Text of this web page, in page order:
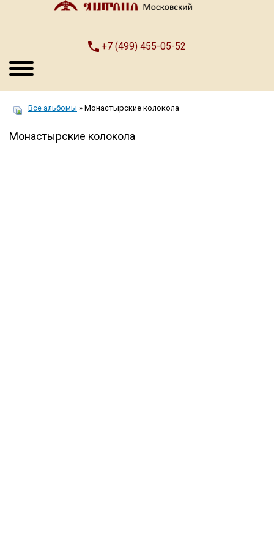
+7 (499) 455-05-52
Все альбомы » Монастырские колокола
Монастырские колокола